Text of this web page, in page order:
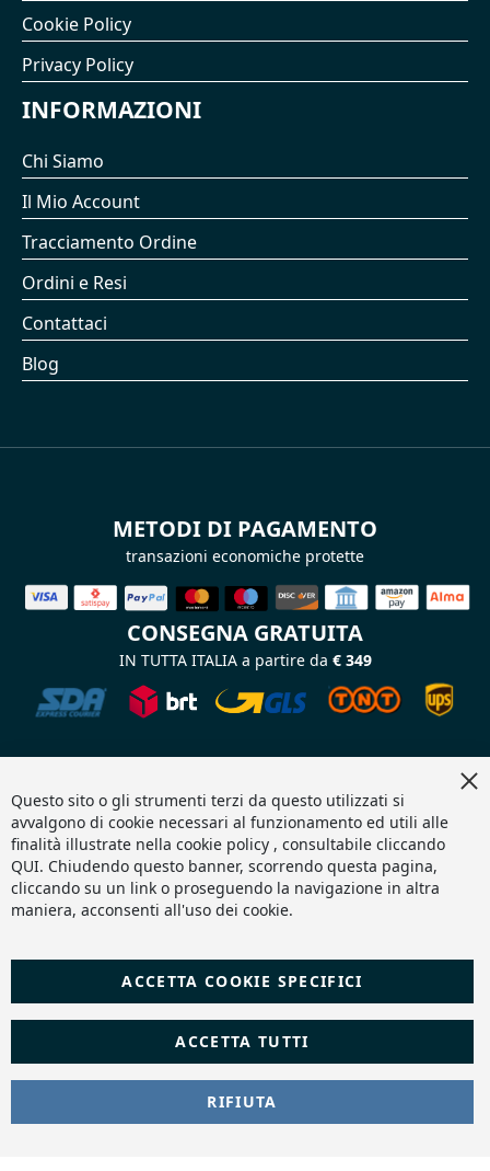
Cookie Policy
Privacy Policy
INFORMAZIONI
Chi Siamo
Il Mio Account
Tracciamento Ordine
Ordini e Resi
Contattaci
Blog
METODI DI PAGAMENTO
transazioni economiche protette
CONSEGNA GRATUITA
IN TUTTA ITALIA a partire da € 349
sociale 10.000€ i.v. - P.iva e C.F 05924510653 - REA SA-484254 -
PEC:hts@pecaruba.it
Copyright 2024 © |DF Solution | Web Agency Magento
Slashto Web Design
Questo sito o gli strumenti terzi da questo utilizzati si
avvalgono di cookie necessari al funzionamento ed utili alle
finalità illustrate nella cookie policy , consultabile cliccando
QUI. Chiudendo questo banner, scorrendo questa pagina,
cliccando su un link o proseguendo la navigazione in altra
maniera, acconsenti all'uso dei cookie.
ACCETTA TUTTI
ACCETTA COOKIE SPECIFICI
RIFIUTA